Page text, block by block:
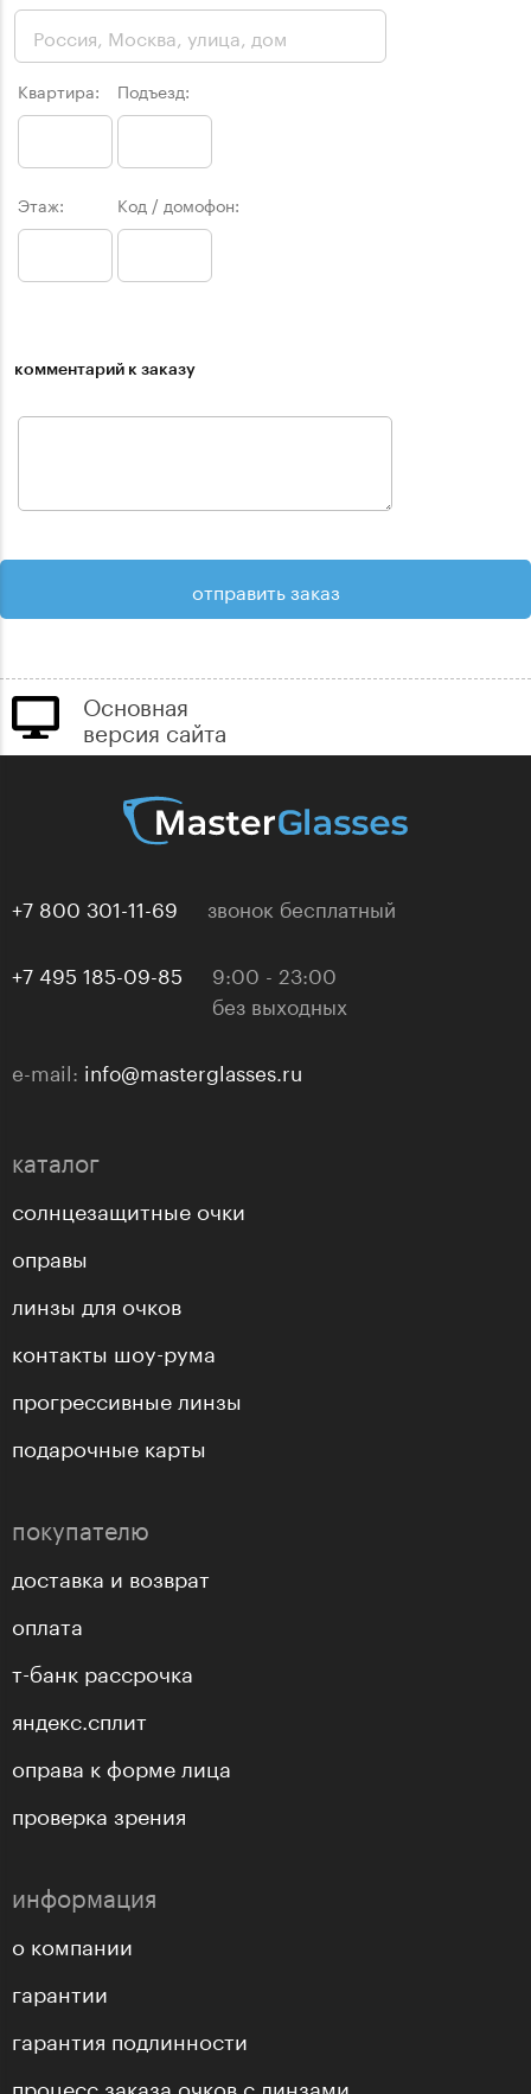
Квартира: Подъезд:
Этаж: Код / домофон:
комментарий к заказу
Основная
версия сайта
+7 800 301-11-69 звонок бесплатный
+7 495 185-09-85
9:00 - 23:00
без выходных
e-mail: info@masterglasses.ru
каталог
солнцезащитные очки
оправы
линзы для очков
контакты шоу-рума
прогрессивные линзы
подарочные карты
покупателю
доставка и возврат
оплата
т-банк рассрочка
яндекс.сплит
оправа к форме лица
проверка зрения
информация
о компании
гарантии
гарантия подлинности
процесс заказа очков с линзами